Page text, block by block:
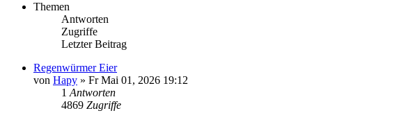
Themen
Antworten
Zugriffe
Letzter Beitrag
Regenwürmer Eier
von Hapy » Fr Mai 01, 2026 19:12
1 Antworten
4869 Zugriffe